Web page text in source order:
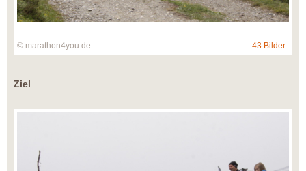
© marathon4you.de 43 Bilder
Ziel